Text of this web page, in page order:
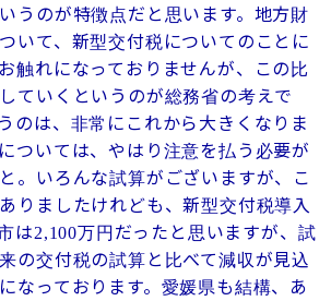
うのが特徴点だと思います。地方財
いて、新型交付税についてのことに
触れになっておりませんが、この比
ていくというのが総務省の考えで
のは、非常にこれから大きくなりま
ついては、やはり注意を払う必要が
。いろんな試算がございますが、こ
りましたけれども、新型交付税導入
は2,100万円だったと思いますが、試
の交付税の試算と比べて減収が見込
なっております。愛媛県も結構、あ